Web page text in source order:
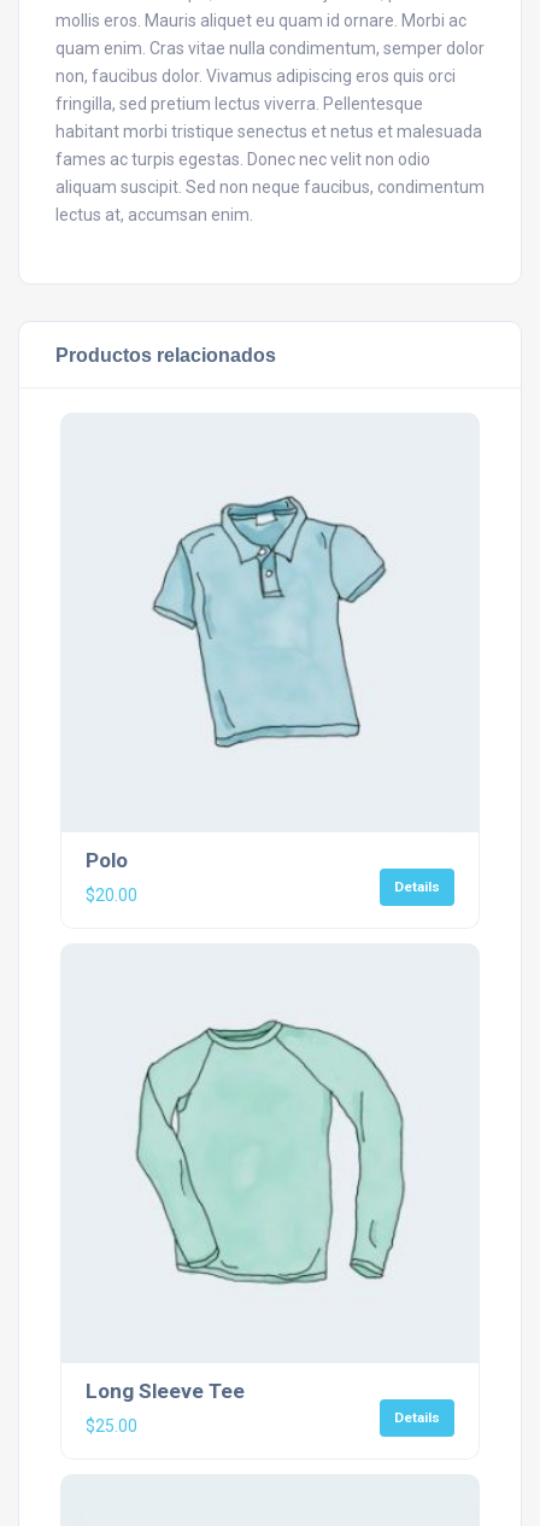
mollis eros. Mauris aliquet eu quam id ornare. Morbi ac
quam enim. Cras vitae nulla condimentum, semper dolor
non, faucibus dolor. Vivamus adipiscing eros quis orci
fringilla, sed pretium lectus viverra. Pellentesque
habitant morbi tristique senectus et netus et malesuada
fames ac turpis egestas. Donec nec velit non odio
aliquam suscipit. Sed non neque faucibus, condimentum
lectus at, accumsan enim.
Productos relacionados
Polo
$20.00 Details
Long Sleeve Tee
$25.00 Details